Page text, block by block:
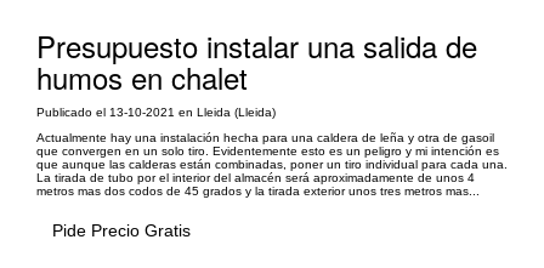
Presupuesto instalar una salida de
humos en chalet
Publicado el 13-10-2021 en Lleida (Lleida)
Actualmente hay una instalación hecha para una caldera de leña y otra de gasoil
que convergen en un solo tiro. Evidentemente esto es un peligro y mi intención es
que aunque las calderas están combinadas, poner un tiro individual para cada una.
La tirada de tubo por el interior del almacén será aproximadamente de unos 4
metros mas dos codos de 45 grados y la tirada exterior unos tres metros mas...
Pide Precio Gratis